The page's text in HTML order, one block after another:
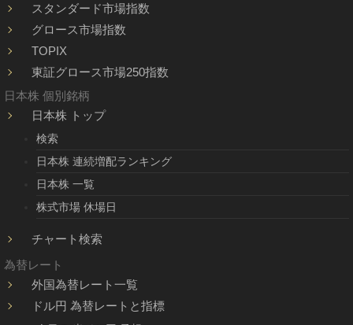
スタンダード市場指数
グロース市場指数
TOPIX
東証グロース市場250指数
日本株 個別銘柄
日本株 トップ
検索
日本株 連続増配ランキング
日本株 一覧
株式市場 休場日
チャート検索
為替レート
外国為替レート一覧
ドル円 為替レートと指標